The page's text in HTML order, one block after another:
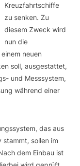
Kreuzfahrtschiffe
zu senken. Zu
diesem Zweck wird
nun die
neuen
soll, ausgestattet,
und Messsystem,
während einer
das aus
stammt, sollen im
dem Einbau ist